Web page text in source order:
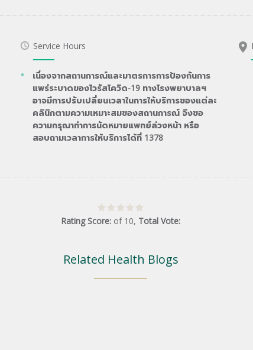
Service Hours
เนื่องจากสถานการณ์และมาตรการการป้องกันการ
แพร่ระบาดของไวรัสโควิด-19 ทางโรงพยาบาลฯ
อาจมีการปรับเปลี่ยนเวลาในการให้บริการของแต่ละ
คลินิกตามความเหมาะสมของสถานการณ์ จึงขอ
ความกรุณาทำการนัดหมายแพทย์ล่วงหน้า หรือ
สอบถามเวลาการให้บริการได้ที่ 1378
Rating Score: of 10, Total Vote:
Related Health Blogs